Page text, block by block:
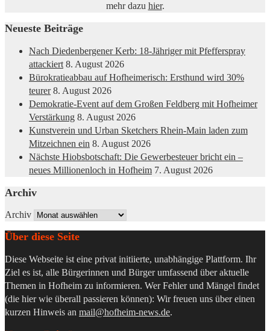
mehr dazu hier.
Neueste Beiträge
Nach Diedenbergener Kerb: 18-Jähriger mit Pfefferspray
attackiert 8. August 2026
Bürokratieabbau auf Hofheimerisch: Ersthund wird 30%
teurer 8. August 2026
Demokratie-Event auf dem Großen Feldberg mit Hofheimer
Verstärkung 8. August 2026
Kunstverein und Urban Sketchers Rhein-Main laden zum
Mitzeichnen ein 8. August 2026
Nächste Hiobsbotschaft: Die Gewerbesteuer bricht ein –
neues Millionenloch in Hofheim 7. August 2026
Archiv
Archiv
Über diese Seite
Diese Webseite ist eine privat initiierte, unabhängige Plattform. Ihr
Ziel es ist, alle Bürgerinnen und Bürger umfassend über aktuelle
Themen in Hofheim zu informieren. Wer Fehler und Mängel findet
(die hier wie überall passieren können): Wir freuen uns über einen
kurzen Hinweis an mail@hofheim-news.de.